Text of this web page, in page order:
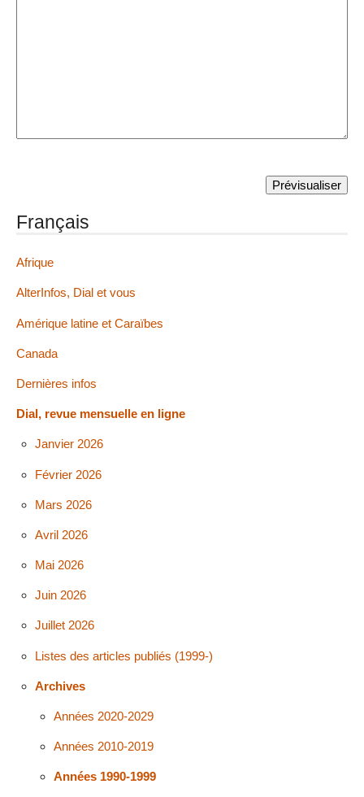
Français
Afrique
AlterInfos, Dial et vous
Amérique latine et Caraïbes
Canada
Dernières infos
Dial, revue mensuelle en ligne
Janvier 2026
Février 2026
Mars 2026
Avril 2026
Mai 2026
Juin 2026
Juillet 2026
Listes des articles publiés (1999-)
Archives
Années 2020-2029
Années 2010-2019
Années 1990-1999